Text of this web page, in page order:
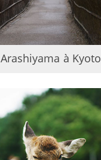
Arashiyama à Kyoto